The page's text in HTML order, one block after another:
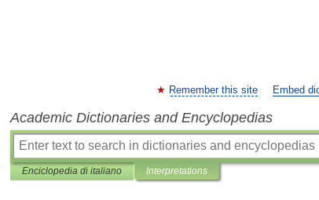
Remember this site Embed
Academic Dictionaries and Encyclopedias
Enciclopedia di italiano Interpretations